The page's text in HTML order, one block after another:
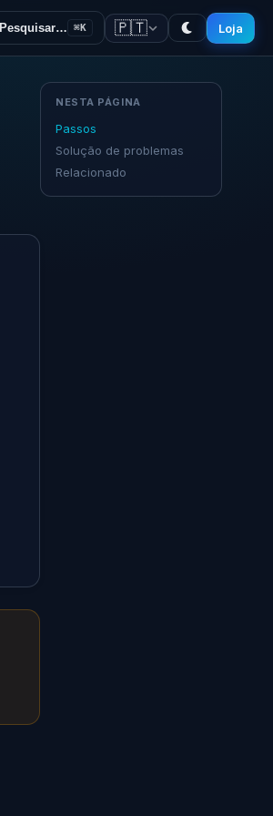
Pesquisar… ⌘K 🇵🇹 Loja
NESTA PÁGINA
Passos
Solução de problemas
Relacionado